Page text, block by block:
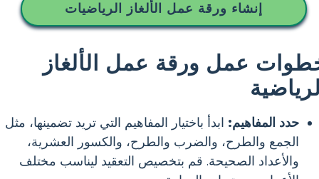
إنشاء ورقة عمل الألغاز الرياضيات
عمل ورقة عمل الألغاز
حدد المفاهيم: ابدأ باختيار المفاهيم التي تريد تضمينها، مثل
الجمع والطرح، والضرب والطرح، والكسور العشرية،
والأعداد الصحيحة. قم بتخصيص التعقيد ليناسب مختلف